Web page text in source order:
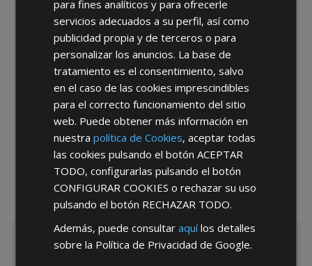
He leído y acepto laPolítica de Privacidad
*Abstenerse particulares, sólo venta a tiendas y empresas minoristas y
mayoristas.
para fines analíticos y para ofrecerle
servicios adecuados a su perfil, así como
publicidad propia y de terceros o para
personalizar los anuncios. La base de
tratamiento es el consentimiento, salvo
en el caso de las cookies imprescindibles
para el correcto funcionamiento del sitio
web. Puede obtener más información en
nuestrapolítica de Cookies, aceptar todas
las cookies pulsando el botónACEPTAR
TODO, configurarlas pulsando el botón
CONFIGURAR COOKIES o rechazar su uso
pulsando el botón RECHAZAR TODO.
Además, puede consultaraquílos detalles
sobre la Política de Privacidad de Google.